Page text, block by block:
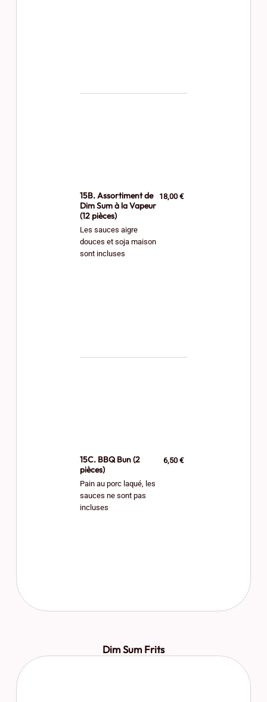
15B. Assortiment de
Dim Sum à la Vapeur
(12 pièces)
Les sauces aigre
douces et soja maison
sont incluses
18,00 €
15C. BBQ Bun (2
pièces)
Pain au porc laqué, les
sauces ne sont pas
incluses
6,50 €
Dim Sum Frits